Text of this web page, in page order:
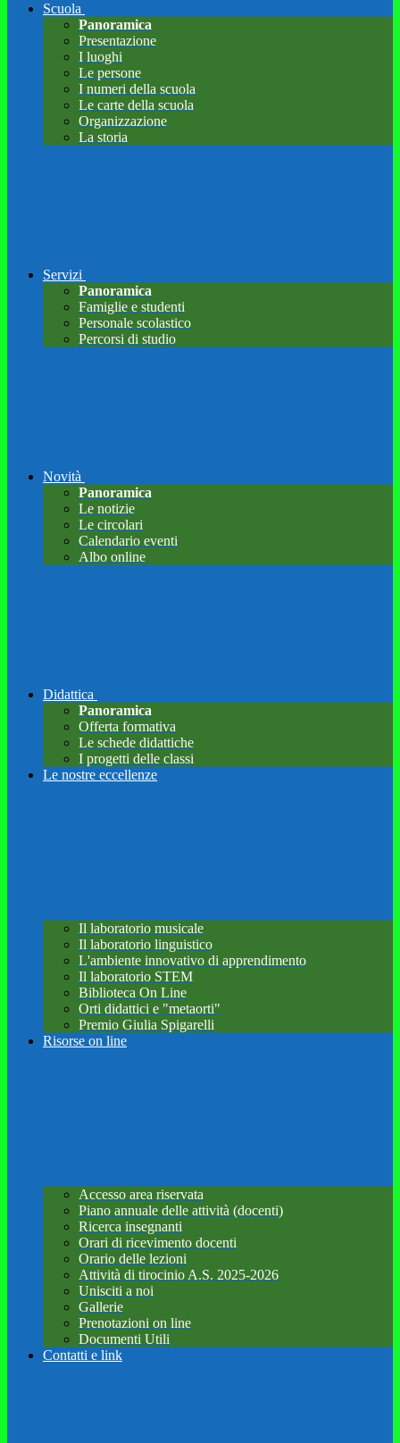
Scuola
Panoramica
Presentazione
I luoghi
Le persone
I numeri della scuola
Le carte della scuola
Organizzazione
La storia
Servizi
Panoramica
Famiglie e studenti
Personale scolastico
Percorsi di studio
Novità
Panoramica
Le notizie
Le circolari
Calendario eventi
Albo online
Didattica
Panoramica
Offerta formativa
Le schede didattiche
I progetti delle classi
Le nostre eccellenze
Il laboratorio musicale
Il laboratorio linguistico
L'ambiente innovativo di apprendimento
Il laboratorio STEM
Biblioteca On Line
Orti didattici e "metaorti"
Premio Giulia Spigarelli
Risorse on line
Accesso area riservata
Piano annuale delle attività (docenti)
Ricerca insegnanti
Orari di ricevimento docenti
Orario delle lezioni
Attività di tirocinio A.S. 2025-2026
Unisciti a noi
Gallerie
Prenotazioni on line
Documenti Utili
Contatti e link